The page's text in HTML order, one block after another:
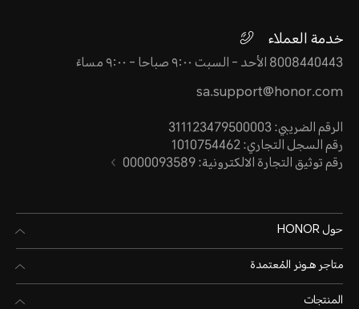
خدمة العملاء
8008440443 الأحد - السبت ٩:٠٠ صباحا - ٩:٠٠ مساءً
sa.support@honor.com
الرقم الضريبي: 311123479500003
رقم السجل التجاري: 1010754462
رقم توثيق التجارة الالكترونية: 0000093589
حول HONOR
متاجر هـونر المُعتمدة
المنتجات